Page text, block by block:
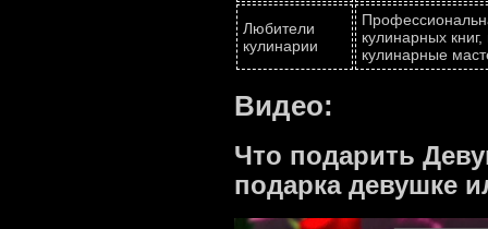
Любители
кулинарии
кулинарных
кулинарные
Видео:
Что подарить
подарка девушке